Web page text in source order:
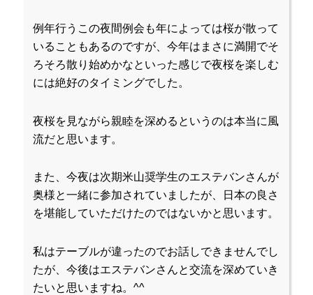
例年行うこの夜間例会も年によっては桜が散って
いることもあるのですが、今年はまさに満開でそ
ろそろ散り始めかなといった感じで夜桜を楽しむ
には絶好のタイミングでした。
夜桜を見ながら親睦を深めるというのは本当に風
流だと思います。
また、今夜は次期米山奨学生のエステバンさんが
奥様と一緒に参加されていましたが、日本の良さ
を堪能していただけたのではないかと思います。
私はテーブルが違ったのでお話しできませんでし
たが、今後はエステバンさんと交流を深めていき
たいと思いますね。^^